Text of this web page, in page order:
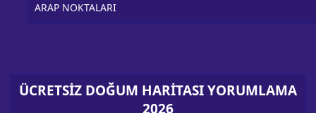
ARAP NOKTALARI
ÜCRETSİZ DOĞUM HARİTASI YORUMLAMA
2026